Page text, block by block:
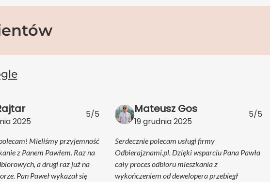
2025
5/5
Mieliśmy przyjemność
z Panem Pawłem. Raz na
a drugi raz już na
Pan Paweł wykazał się
Mateusz Gos
19 grudnia 2025
5/5
Serdecznie polecam usługi firmy
Odbierajznami.pl. Dzięki wsparciu Pana Pawła
cały proces odbioru mieszkania z
wykończeniem od dewelopera przebiegł